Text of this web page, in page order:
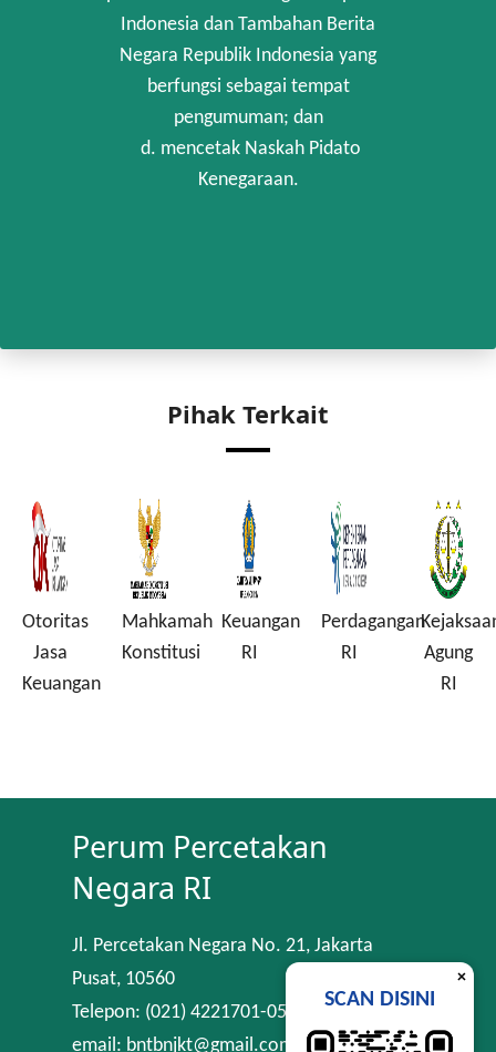
Indonesia dan Tambahan Berita
Negara Republik Indonesia yang
berfungsi sebagai tempat
pengumuman; dan
d. mencetak Naskah Pidato
Kenegaraan.
Pihak Terkait
Otoritas
Jasa
Keuangan
Mahkamah
Konstitusi
Keuangan
RI
Perdagangan
RI
Agung
RI
Perum Percetakan
Negara RI
Jl. Percetakan Negara No. 21, Jakarta
Pusat, 10560
Telepon: (021) 4221701-05
email: bntbnjkt@gmail.com
×
SCAN DISINI